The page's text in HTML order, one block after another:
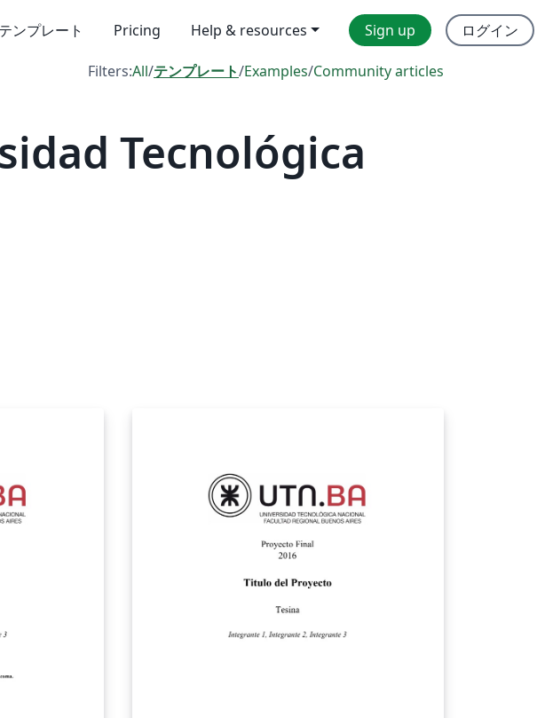
テンプレート Pricing Help & resources Sign up ログイン
Filters:All/テンプレート/Examples/Community articles
Tecnológica